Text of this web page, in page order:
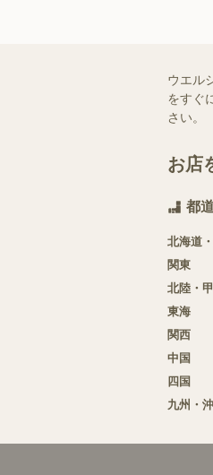
ウエル
をすぐ
さい。
お店
都
北海道
関東
北陸・
東海
関西
中国
四国
九州・